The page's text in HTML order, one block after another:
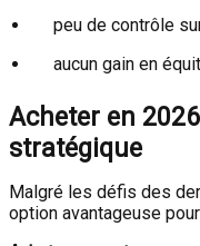
peu de contrôle
aucun gain en
Acheter en
stratégique
Malgré les défis des
option avantageuse